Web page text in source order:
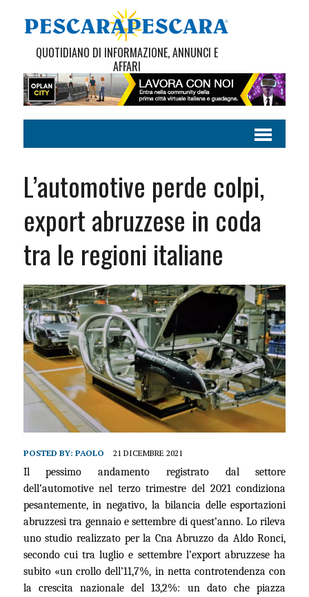
QUOTIDIANO DI INFORMAZIONE, ANNUNCI E
AFFARI
L’automotive perde colpi,
export abruzzese in coda
tra le regioni italiane
POSTED BY: PAOLO 21 DICEMBRE 2021
Il pessimo andamento registrato dal settore
dell’automotive nel terzo trimestre del 2021 condiziona
pesantemente, in negativo, la bilancia delle esportazioni
abruzzesi tra gennaio e settembre di quest’anno. Lo rileva
uno studio realizzato per la Cna Abruzzo da Aldo Ronci,
secondo cui tra luglio e settembre l’export abruzzese ha
subito «un crollo dell’11,7%, in netta controtendenza con
la crescita nazionale del 13,2%: un dato che piazza